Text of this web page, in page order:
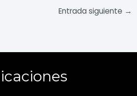
Entrada siguiente →